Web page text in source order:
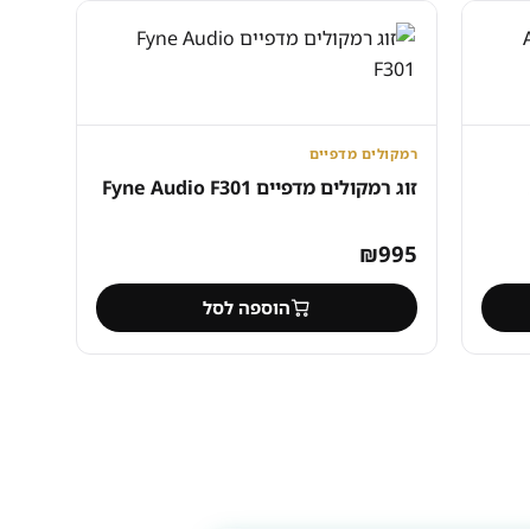
רמקולים מדפיים
זוג רמקולים מדפיים Fyne Audio F301
₪995
הוספה לסל